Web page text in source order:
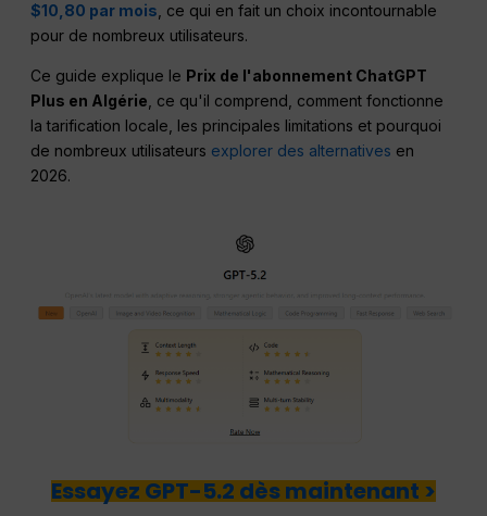
$10,80 par mois , ce qui en fait un choix incontournable
pour de nombreux utilisateurs.
Ce guide explique le Prix de l'abonnement ChatGPT
Plus en Algérie, ce qu'il comprend, comment fonctionne
la tarification locale, les principales limitations et pourquoi
de nombreux utilisateurs explorer des alternatives en
2026.
Essayez GPT-5.2 dès maintenant >